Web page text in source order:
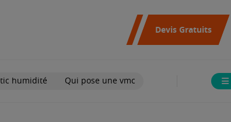
Devis Gratuits
humidité Qui pose une vmc